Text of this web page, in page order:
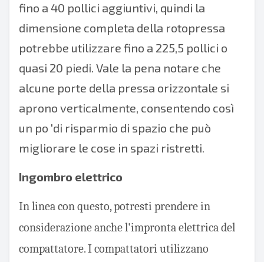
fino a 40 pollici aggiuntivi, quindi la
dimensione completa della rotopressa
potrebbe utilizzare fino a 225,5 pollici o
quasi 20 piedi. Vale la pena notare che
alcune porte della pressa orizzontale si
aprono verticalmente, consentendo così
un po 'di risparmio di spazio che può
migliorare le cose in spazi ristretti.
Ingombro elettrico
In linea con questo, potresti prendere in
considerazione anche l'impronta elettrica del
compattatore. I compattatori utilizzano